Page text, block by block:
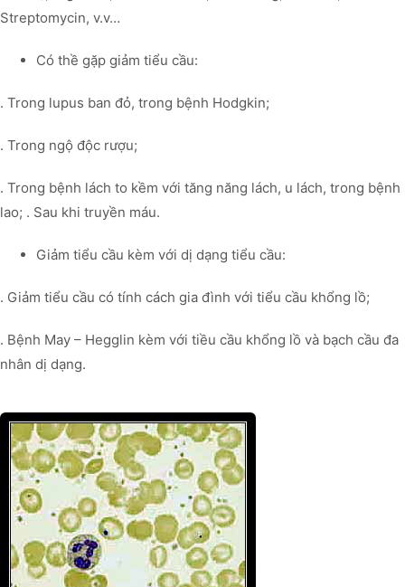
Streptomycin, v.v…
Có thề gặp giảm tiểu cầu:
. Trong lupus ban đỏ, trong bệnh Hodgkin;
. Trong ngộ độc rượu;
. Trong bệnh lách to kềm với tăng năng lách, u lách, trong bệnh
lao; . Sau khi truyền máu.
Giảm tiểu cầu kèm với dị dạng tiểu cầu:
. Giảm tiểu cầu có tính cách gia đình với tiểu cầu khổng lồ;
. Bệnh May – Hegglin kèm với tiều cầu khổng lồ và bạch cầu đa
nhân dị dạng.